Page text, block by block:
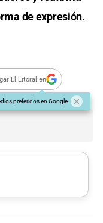
de expresión.
El Litoral en
preferidos en Google